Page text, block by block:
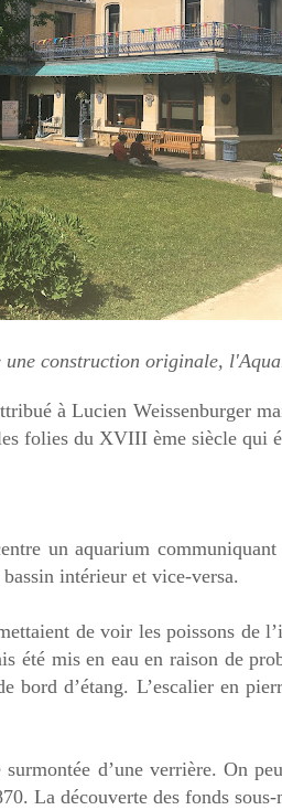
une construction originale,
à Lucien Weissenburger
folies du XVIII ème siècle qui
un aquarium
intérieur et vice-versa.
de voir les poissons de
été mis en eau en raison de
bord d’étang. L’escalier en
d’une verrière. On
La découverte des fonds sous-